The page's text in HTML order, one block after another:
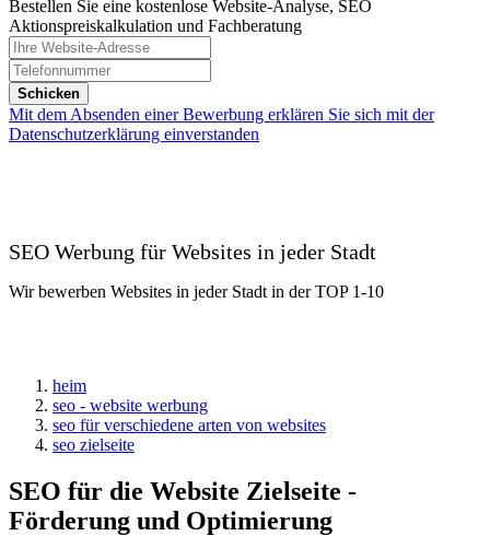
Bestellen Sie eine kostenlose Website-Analyse, SEO
Aktionspreiskalkulation und Fachberatung
Schicken
Mit dem Absenden einer Bewerbung erklären Sie sich mit der
Datenschutzerklärung einverstanden
SEO Werbung für Websites in jeder Stadt
Wir bewerben Websites in jeder Stadt in der TOP 1-10
heim
seo - website werbung
seo für verschiedene arten von websites
seo zielseite
SEO für die Website Zielseite -
Förderung und Optimierung